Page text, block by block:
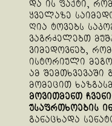
და ის ფაქტი,
ყველაზე
ღია ტოვებს
ვაგრძელებთ
ვიმედოვნებ,
ისტორიული
ამ შემთხვევაში
მომეცით
მოვითმენთ
უსაფრთხოების
განაცხადა